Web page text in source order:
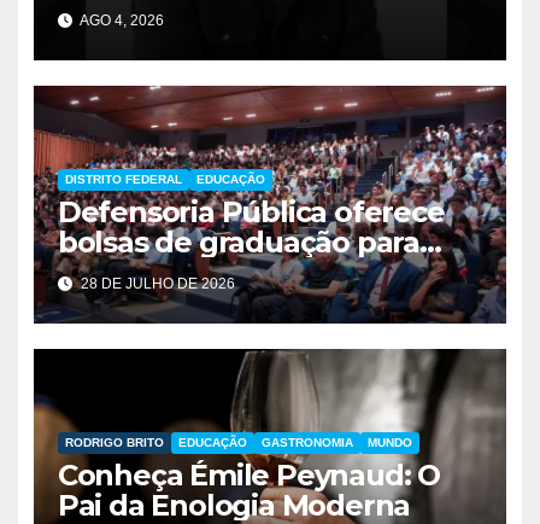
AGO 4, 2026
DISTRITO FEDERAL EDUCAÇÃO
Defensoria Pública oferece
bolsas de graduação para
estudantes da rede pública
28 DE JULHO DE 2026
RODRIGO BRITO EDUCAÇÃO GASTRONOMIA MUNDO
Conheça Émile Peynaud: O
Pai da Enologia Moderna